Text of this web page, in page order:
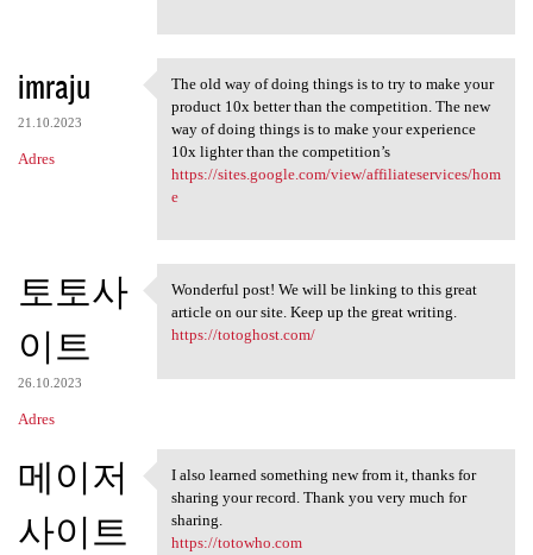
imraju
21.10.2023
Adres
The old way of doing things
The old way of doing things is to try to make your
product 10x better than the competition. The new
way of doing things is to make your experience
10x lighter than the competition’s
https://sites.google.com/view/affiliateservices/hom
e
토토사
이트
26.10.2023
Adres
Wonderful post! We will be
Wonderful post! We will be linking to this great
article on our site. Keep up the great writing.
https://totoghost.com/
메이저
사이트
I also learned something new
I also learned something new from it, thanks for
sharing your record. Thank you very much for
sharing.
https://totowho.com